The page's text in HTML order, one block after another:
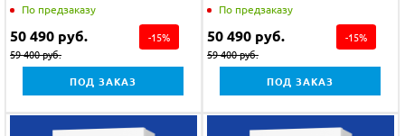
По предзаказу
50 490 руб.
59 400руб.
-15%
ПОД ЗАКАЗ
По предзаказу
50 490 руб.
59 400руб.
-15%
ПОД ЗАКАЗ